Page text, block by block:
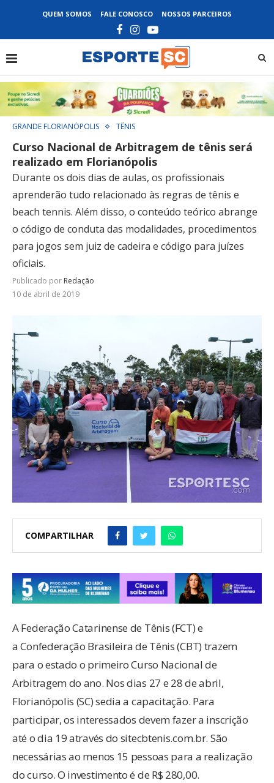
QUEM SOMOS FALE CONOSCO NOSSOS PARCEIROS
GRANDE FLORIANÓPOLIS TÊNIS
Curso Nacional de Arbitragem de tênis será
realizado em Florianópolis
Durante os dois dias de aulas, os profissionais
aprenderão tudo relacionado às regras de tênis e
beach tennis. Além disso, o conteúdo teórico abrange
o código de conduta das modalidades, procedimentos
para jogos sem juiz de cadeira e código para juízes
oficiais.
Publicado por Redação
10 de abril de 2019
COMPARTILHAR
A Federação Catarinense de Tênis (FCT) e
a Confederação Brasileira de Tênis (CBT) trazem
para o estado o primeiro Curso Nacional de
Arbitragem do ano. Nos dias 27 e 28 de abril,
Florianópolis (SC) sedia a capacitação. Para
participar, os interessados devem fazer a inscrição
até o dia 19 através do sitecbtenis.com.br. São
necessárias ao menos 15 pessoas para a realização
do curso. O investimento é de R$ 280,00.